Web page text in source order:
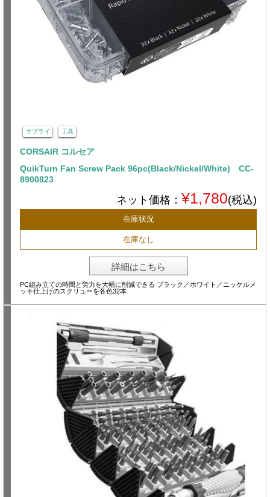
サプライ 工具
CORSAIR コルセア
QuikTurn Fan Screw Pack 96pc(Black/Nickel/White) CC-
8900823
ネット価格： ¥1,780(税込)
在庫状況
在庫なし
詳細はこちら
PC組み立ての時間と労力を大幅に削減できる ブラック／ホワイト／ニッケルメ
ッキ仕上げのスクリューを各色32本